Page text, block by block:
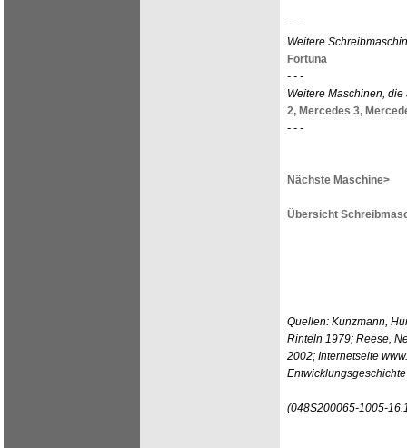
- - -
Weitere
Fortuna
- - -
Weitere Maschinen,
2, Mercedes 3,
- - -
Nächste Maschine>
Übersicht
Quellen: Kunzmann,
Rinteln 1979; Reese,
2002; Internetseite
(048S200065-1005-